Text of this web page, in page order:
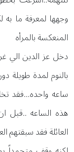
وجهها لمعرفة ما
المنعكسة بالمرأه
دخل عز الدين الي
بالنوم لمدة طويلة
ساعه واحده...فقد
هذه الساعه ..قبل
العائلة فقد